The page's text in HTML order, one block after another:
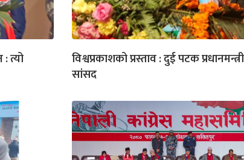
त्यो
विश्वप्रकाशको प्रस्ताव : दुई पटक
सांसद